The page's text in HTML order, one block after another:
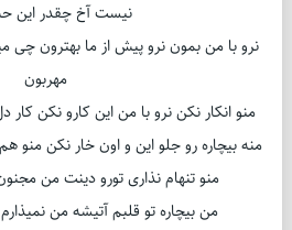
نیست آخ چقدر این
نرو با من بمون نرو پیش از ما بهترون
مهربون
منو انکار نکن نرو با من این کارو نکن
منه بیچاره رو جلو این و اون خار نکن
منو تنهام نذاری تورو دینت من
من بیچاره تو قلبم آتیشه من